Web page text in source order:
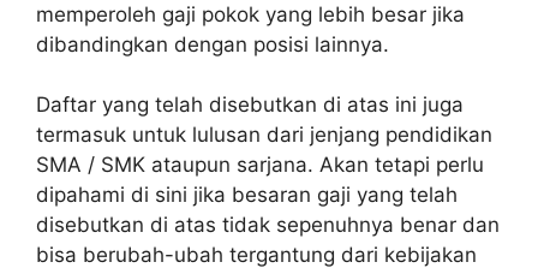
memperoleh gaji pokok yang lebih besar jika
dibandingkan dengan posisi lainnya.
Daftar yang telah disebutkan di atas ini juga
termasuk untuk lulusan dari jenjang pendidikan
SMA / SMK ataupun sarjana. Akan tetapi perlu
dipahami di sini jika besaran gaji yang telah
disebutkan di atas tidak sepenuhnya benar dan
bisa berubah-ubah tergantung dari kebijakan